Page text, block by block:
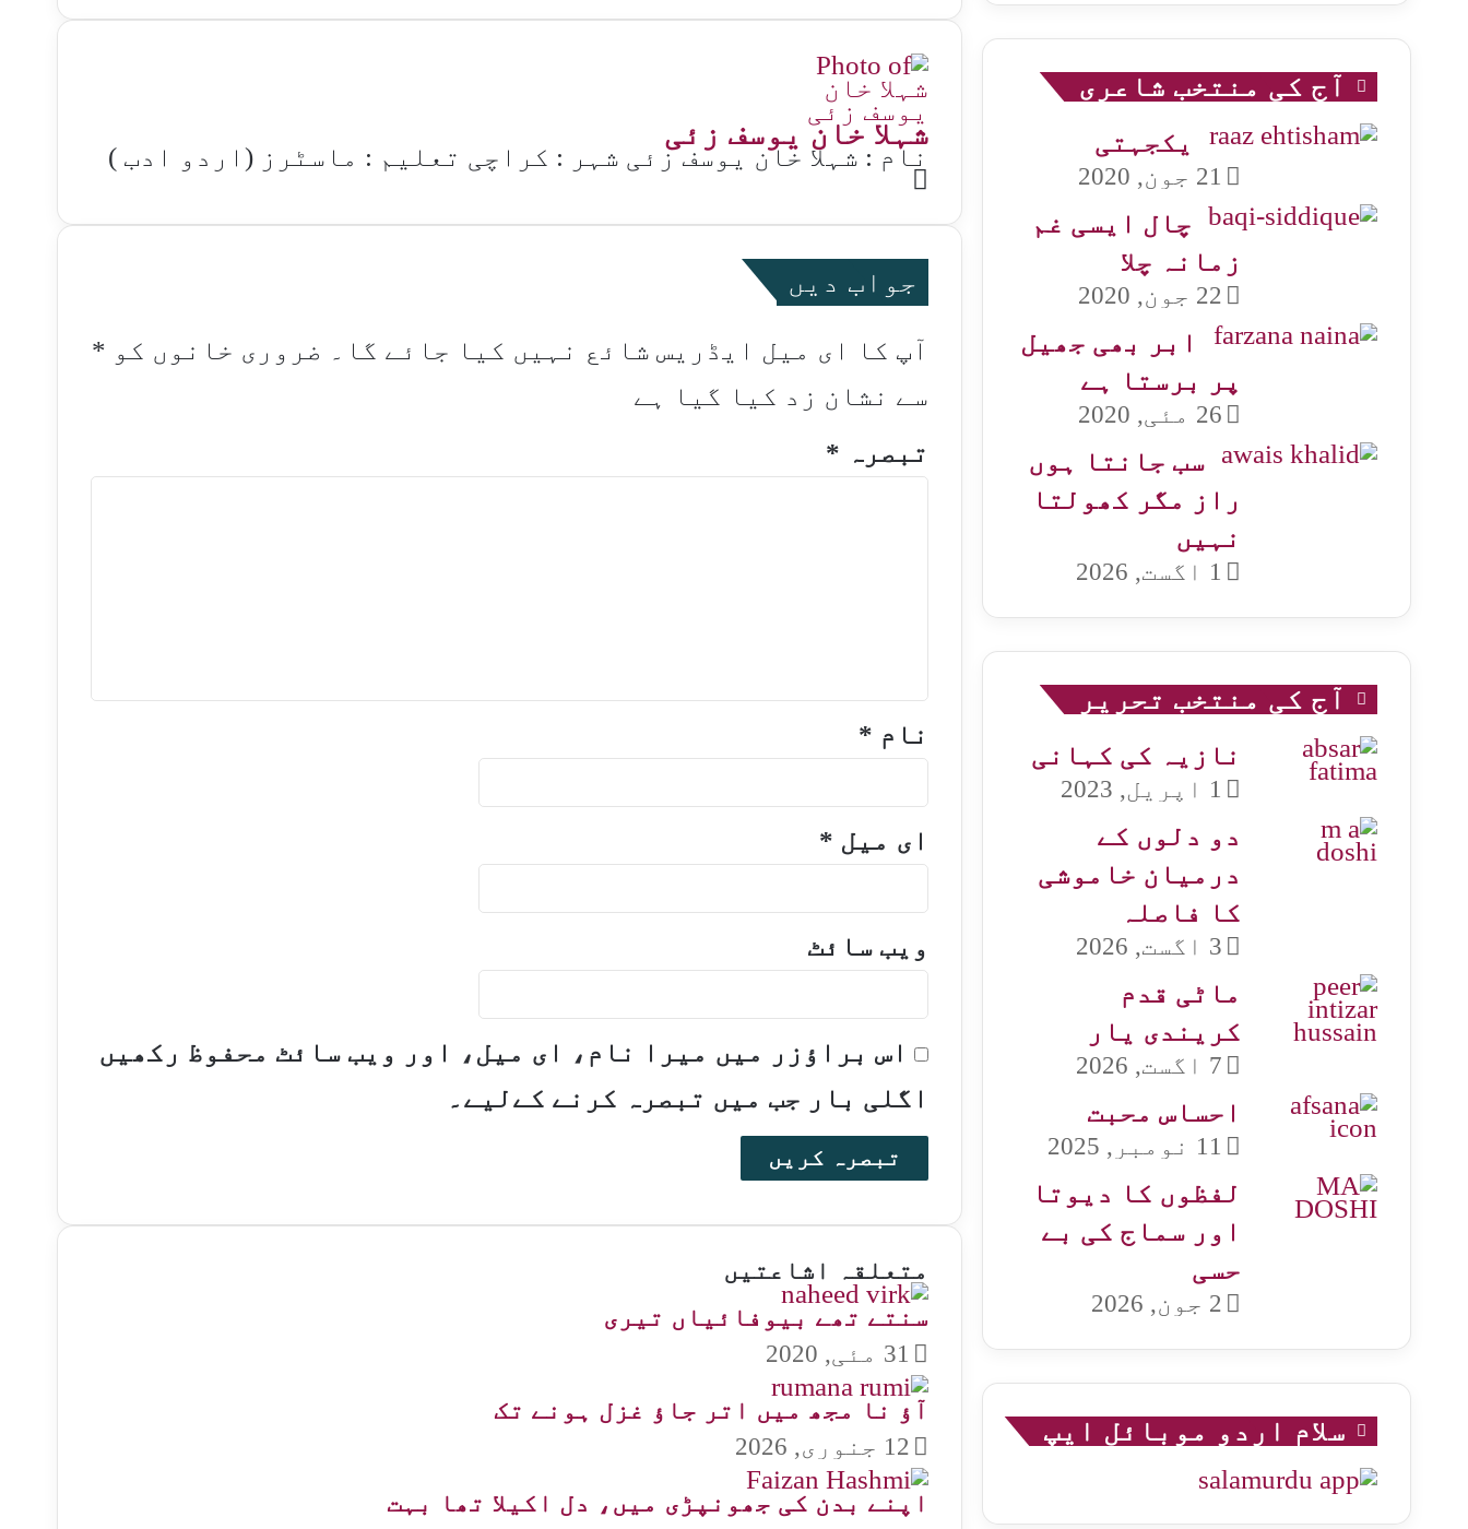
شہلا خان یوسف زئی
نام : شہلا خان یوسف زئی شہر : کراچی تعلیم : ماسٹرز (اردو ادب )
Website
جواب دیں
آپ کا ای میل ایڈریس شائع نہیں کیا جائے گا۔ ضروری خانوں کو *
سے نشان زد کیا گیا ہے
تبصرہ *
نام *
ای میل *
ویب‌ سائٹ
اس براؤزر میں میرا نام، ای میل، اور ویب سائٹ محفوظ رکھیں
اگلی بار جب میں تبصرہ کرنے کےلیے۔
متعلقہ اشاعتیں
سنتے تھے بیوفائیاں تیری
31 مئی, 2020
آؤ نا مجھ میں اتر جاؤ غزل ہونے تک
12 جنوری, 2026
اپنے بدن کی جھونپڑی میں، دل اکیلا تھا بہت
آج کی منتخب شاعری
یکجہتی
21 جون, 2020
چال ایسی غم
زمانہ چلا
22 جون, 2020
ابر بھی جھیل
پر برستا ہے
26 مئی, 2020
سب جانتا ہوں
راز مگر کھولتا
نہیں
1 اگست, 2026
آج کی منتخب تحریر
نازیہ کی کہانی
1 اپریل, 2023
دو دلوں کے
درمیان خاموشی
کا فاصلہ
3 اگست, 2026
ماٹی قدم
کریندی یار
7 اگست, 2026
احساس محبت
11 نومبر, 2025
لفظوں کا دیوتا
اور سماج کی بے
حسی
2 جون, 2026
سلام اردو موبائل ایپ